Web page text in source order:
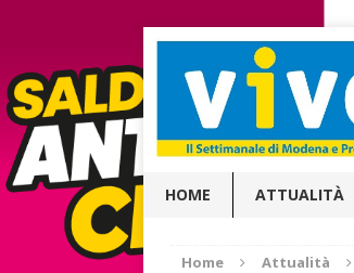
HOME ATTUALITÀ
Home Attualità